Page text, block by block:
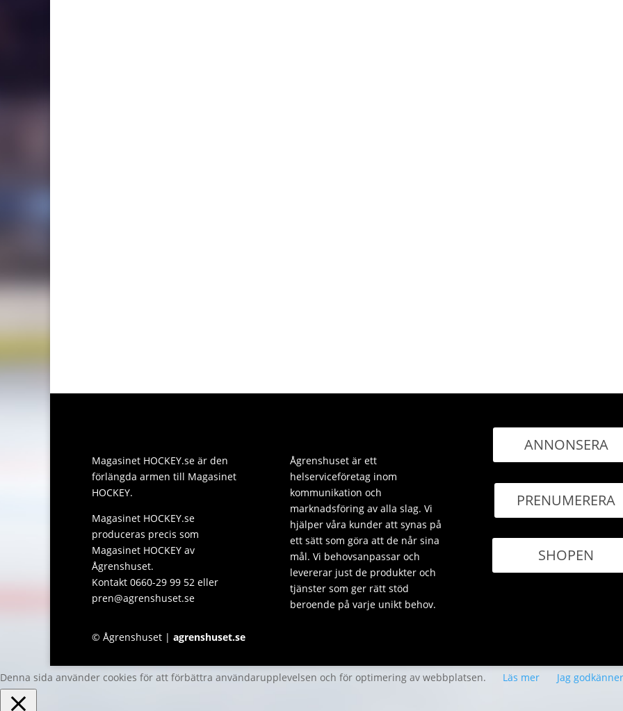
Magasinet HOCKEY.se är den
förlängda armen till Magasinet
HOCKEY.
Magasinet HOCKEY.se
produceras precis som
Magasinet HOCKEY av
Ågrenshuset.
Kontakt 0660-29 99 52 eller
pren@agrenshuset.se
Ågrenshuset är ett
helserviceföretag inom
kommunikation och
marknadsföring av alla slag. Vi
hjälper våra kunder att synas på
ett sätt som göra att de når sina
mål. Vi behovsanpassar och
levererar just de produkter och
tjänster som ger rätt stöd
beroende på varje unikt behov.
ANNONSERA
PRENUMERERA
SHOPEN
© Ågrenshuset | agrenshuset.se
Denna sida använder cookies för att förbättra användarupplevelsen och för optimering av webbplatsen. Läs mer Jag godkänner